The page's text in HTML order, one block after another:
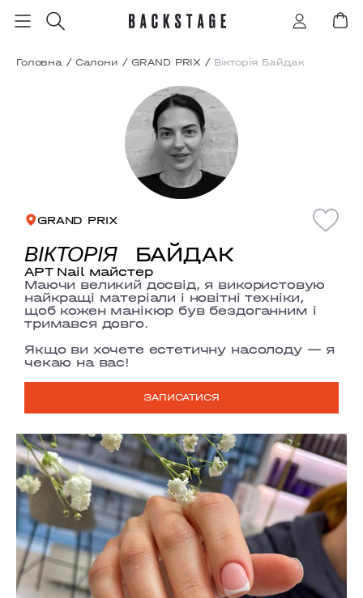
Головна / Салони / GRAND PRIX / Вікторія Байдак
GRAND PRIX
ВІКТОРІЯ БАЙДАК
АРТ Nail майстер
Маючи великий досвід, я використовую
найкращі матеріали і новітні техніки,
щоб кожен манікюр був бездоганним і
тримався довго.
Якщо ви хочете естетичну насолоду — я
чекаю на вас!
ЗАПИСАТИСЯ